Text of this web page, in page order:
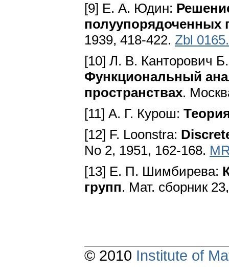
[9] Е. А. Юдин:
полуупорядоченных
1939, 418-422. Zbl
[10] Л. В. Канторович
Функциональный
пространствах.
[11] А. Г. Курош:
[12] F. Loonstra:
No 2, 1951, 162-168.
[13] E. П. Шимбирева:
групп. Мат. сборник
© 2010 Institute of